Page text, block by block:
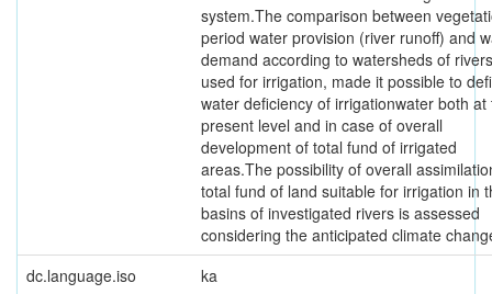
system.The comparison between
period water provision (river runoff) and
demand according to watersheds of rivers
used for irrigation, made it possible to
water deficiency of irrigationwater both at
present level and in case of overall
development of total fund of irrigated
areas.The possibility of overall
total fund of land suitable for irrigation in
basins of investigated rivers is assessed
considering the anticipated climate
dc.language.iso
ka